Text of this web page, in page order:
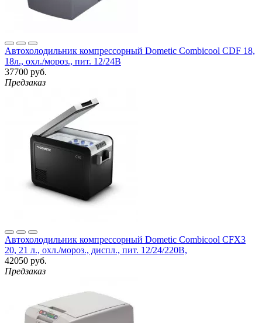
Автохолодильник компрессорный Dometic Combicool CDF 18,
18л., охл./мороз., пит. 12/24B
37700 руб.
Предзаказ
Автохолодильник компрессорный Dometic Combicool CFX3
20, 21 л., охл./мороз., диспл., пит. 12/24/220B,
42050 руб.
Предзаказ